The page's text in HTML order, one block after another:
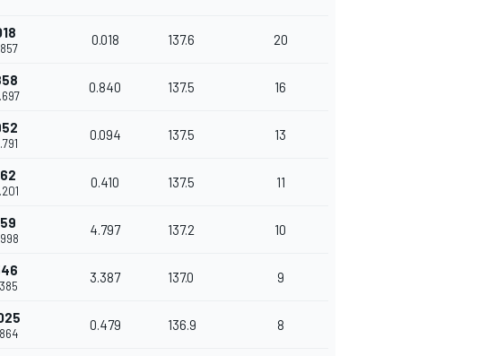
0.018 137.6 20
0.840 137.5 16
0.094 137.5 13
0.410 137.5 11
4.797 137.2 10
3.387 137.0 9
0.479 136.9 8